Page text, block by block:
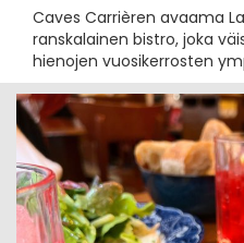
Caves Carrièren avaama
ranskalainen bistro, joka
hienojen vuosikerrosten